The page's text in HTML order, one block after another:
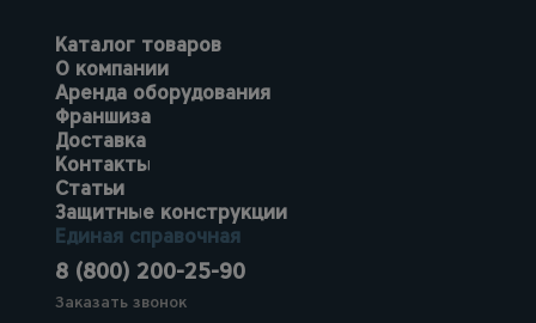
Каталог товаров
О компании
Аренда оборудования
Франшиза
Доставка
Контакты
Статьи
Защитные конструкции
Единая справочная
8 (800) 200-25-90
Заказать звонок